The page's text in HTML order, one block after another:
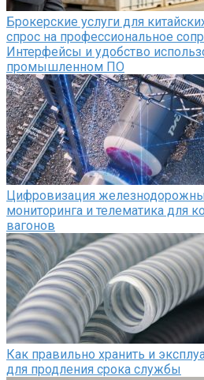
Брокерские услуги для
спрос на профессиональное
Интерфейсы и удобство
промышленном ПО
Цифровизация
мониторинга и телематика для
вагонов
Как правильно хранить и
для продления срока службы